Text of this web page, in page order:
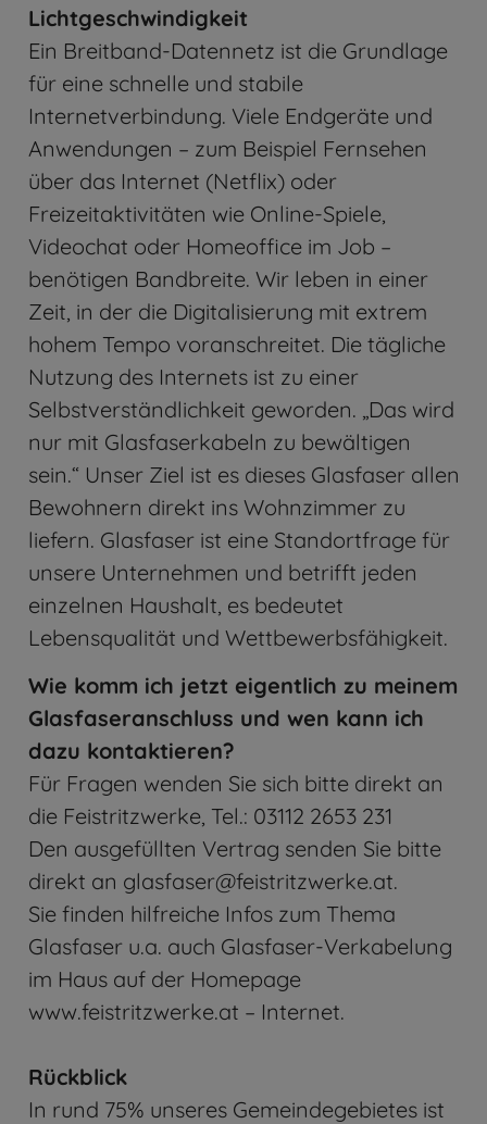
Lichtgeschwindigkeit
Ein Breitband-Datennetz ist die Grundlage
für eine schnelle und stabile
Internetverbindung. Viele Endgeräte und
Anwendungen – zum Beispiel Fernsehen
über das Internet (Netflix) oder
Freizeitaktivitäten wie Online-Spiele,
Videochat oder Homeoffice im Job –
benötigen Bandbreite. Wir leben in einer
Zeit, in der die Digitalisierung mit extrem
hohem Tempo voranschreitet. Die tägliche
Nutzung des Internets ist zu einer
Selbstverständlichkeit geworden. „Das wird
nur mit Glasfaserkabeln zu bewältigen
sein.“ Unser Ziel ist es dieses Glasfaser allen
Bewohnern direkt ins Wohnzimmer zu
liefern. Glasfaser ist eine Standortfrage für
unsere Unternehmen und betrifft jeden
einzelnen Haushalt, es bedeutet
Lebensqualität und Wettbewerbsfähigkeit.
Wie komm ich jetzt eigentlich zu meinem
Glasfaseranschluss und wen kann ich
dazu kontaktieren?
Für Fragen wenden Sie sich bitte direkt an
die Feistritzwerke, Tel.: 03112 2653 231
Den ausgefüllten Vertrag senden Sie bitte
direkt an glasfaser@feistritzwerke.at.
Sie finden hilfreiche Infos zum Thema
Glasfaser u.a. auch Glasfaser-Verkabelung
im Haus auf der Homepage
www.feistritzwerke.at – Internet.
Rückblick
In rund 75% unseres Gemeindegebietes ist